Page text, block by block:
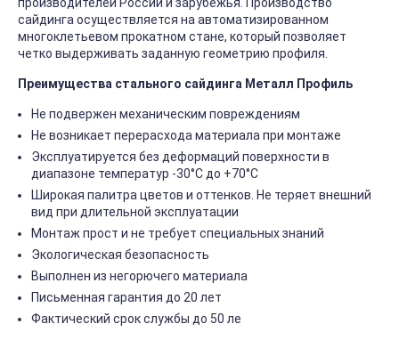
сайдинга осуществляется на автоматизированном
многоклетьевом прокатном стане, который позволяет
четко выдерживать заданную геометрию профиля.
Преимущества стального сайдинга Металл Профиль
Не подвержен механическим повреждениям
Не возникает перерасхода материала при монтаже
Эксплуатируется без деформаций поверхности в
диапазоне температур -30°C до +70°C
Широкая палитра цветов и оттенков. Не теряет внешний
вид при длительной эксплуатации
Монтаж прост и не требует специальных знаний
Экологическая безопасность
Выполнен из негорючего материала
Письменная гарантия до 20 лет
Фактический срок службы до 50 ле